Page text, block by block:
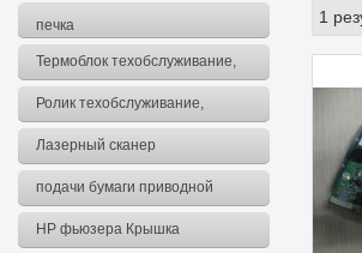
печка
Термоблок техобслуживание,
комплект
Ролик техобслуживание,
комплект
Лазерный сканер
подачи бумаги приводной
ремень
HP фьюзера Крышка
1